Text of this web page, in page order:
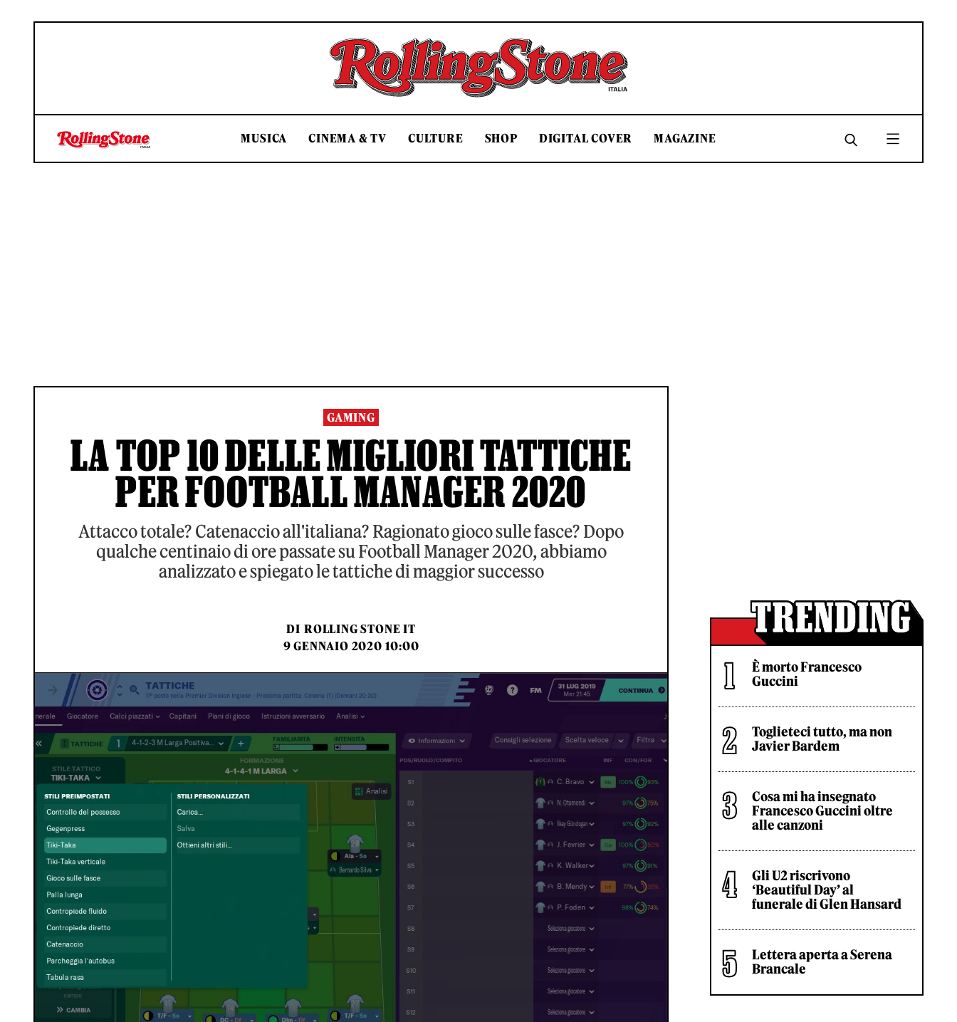
Rolling Stone Italia
MUSICA CINEMA & TV CULTURE SHOP DIGITAL COVER MAGAZINE
GAMING
LA TOP 10 DELLE MIGLIORI TATTICHE
PER FOOTBALL MANAGER 2020
Attacco totale? Catenaccio all'italiana? Ragionato gioco sulle fasce? Dopo
qualche centinaio di ore passate su Football Manager 2020, abbiamo
analizzato e spiegato le tattiche di maggior successo
DI ROLLING STONE IT
9 GENNAIO 2020 10:00
È morto Francesco
Guccini
Toglieteci tutto, ma non
Javier Bardem
Cosa mi ha insegnato
Francesco Guccini oltre
alle canzoni
Gli U2 riscrivono
‘Beautiful Day’ al
funerale di Glen Hansard
Lettera aperta a Serena
Brancale